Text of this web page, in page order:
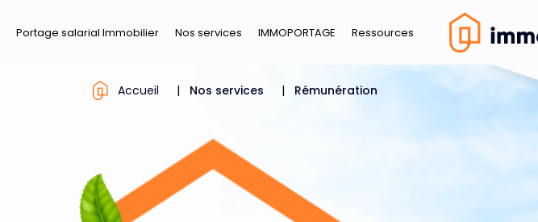
Portage salarial Immobilier Nos services IMMOPORTAGE Ressources
Accueil | Nos services | Rémunération